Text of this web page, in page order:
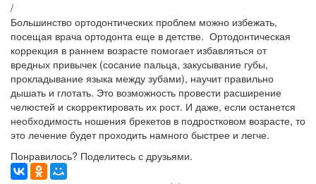
/
Большинство ортодонтических проблем можно избежать,
посещая врача ортодонта еще в детстве. Ортодонтическая
коррекция в раннем возрасте помогает избавляться от
вредных привычек (сосание пальца, закусывание губы,
прокладывание языка между зубами), научит правильно
дышать и глотать. Это возможность провести расширение
челюстей и скорректировать их рост. И даже, если останется
необходимость ношения брекетов в подростковом возрасте, то
это лечение будет проходить намного быстрее и легче.
Понравилось? Поделитесь с друзьями.